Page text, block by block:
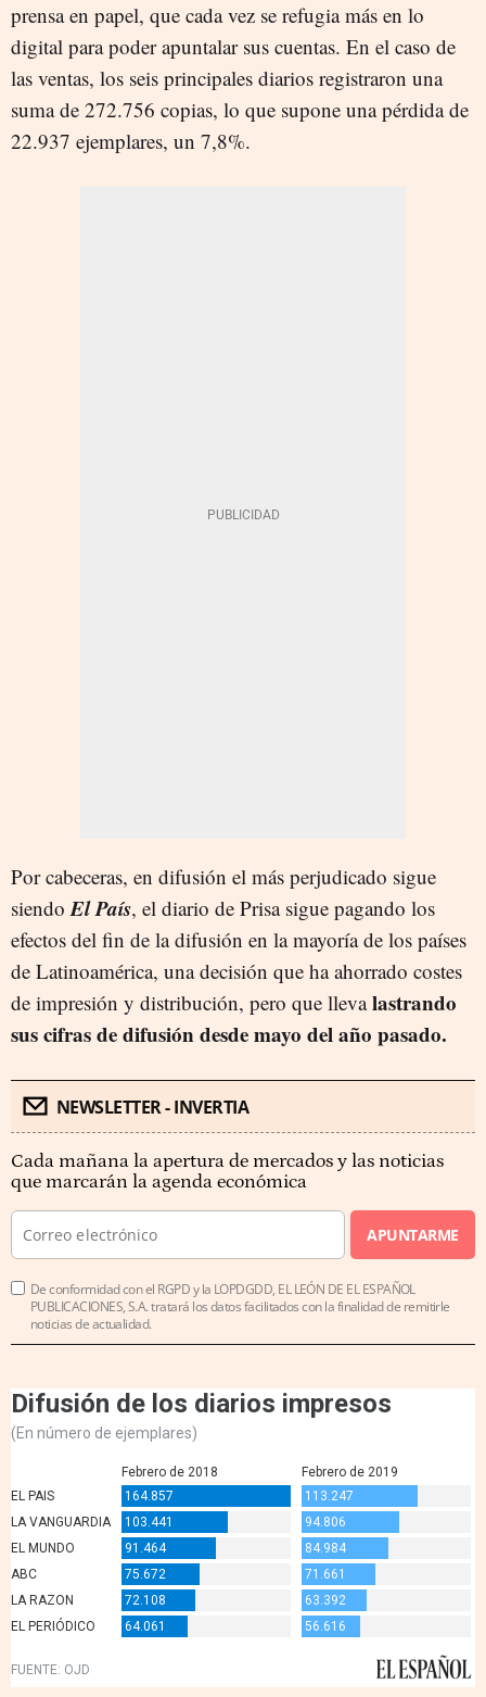
prensa en papel, que cada vez se refugia más en lo
digital para poder apuntalar sus cuentas. En el caso de
las ventas, los seis principales diarios registraron una
suma de 272.756 copias, lo que supone una pérdida de
22.937 ejemplares, un 7,8%.
Por cabeceras, en difusión el más perjudicado sigue
siendoEl País, el diario de Prisa sigue pagando los
efectos del fin de la difusión en la mayoría de los países
de Latinoamérica, una decisión que ha ahorrado costes
de impresión y distribución, pero que llevalastrando
sus cifras de difusión desde mayo del año pasado.
NEWSLETTER - INVERTIA
Cada mañana la apertura de mercados y las noticias
que marcarán la agenda económica
APUNTARME
De conformidad con el RGPD y la LOPDGDD, EL LEÓN DE EL ESPAÑOL
PUBLICACIONES, S.A. tratará los datos facilitados con la finalidad de remitirle
noticias de actualidad.